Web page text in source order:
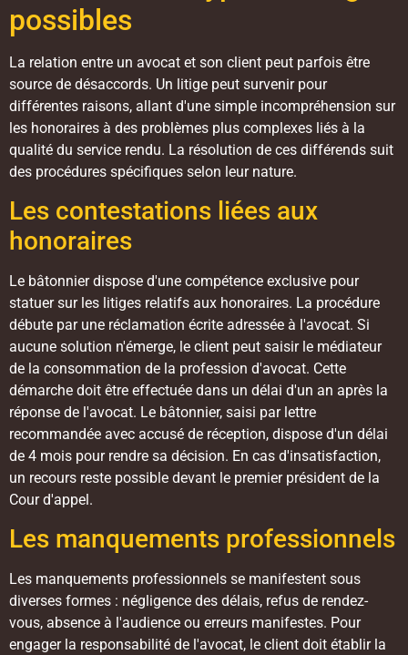
possibles
La relation entre un avocat et son client peut parfois être
source de désaccords. Un litige peut survenir pour
différentes raisons, allant d'une simple incompréhension sur
les honoraires à des problèmes plus complexes liés à la
qualité du service rendu. La résolution de ces différends suit
des procédures spécifiques selon leur nature.
Les contestations liées aux
honoraires
Le bâtonnier dispose d'une compétence exclusive pour
statuer sur les litiges relatifs aux honoraires. La procédure
débute par une réclamation écrite adressée à l'avocat. Si
aucune solution n'émerge, le client peut saisir le médiateur
de la consommation de la profession d'avocat. Cette
démarche doit être effectuée dans un délai d'un an après la
réponse de l'avocat. Le bâtonnier, saisi par lettre
recommandée avec accusé de réception, dispose d'un délai
de 4 mois pour rendre sa décision. En cas d'insatisfaction,
un recours reste possible devant le premier président de la
Cour d'appel.
Les manquements professionnels
Les manquements professionnels se manifestent sous
diverses formes : négligence des délais, refus de rendez-
vous, absence à l'audience ou erreurs manifestes. Pour
engager la responsabilité de l'avocat, le client doit établir la